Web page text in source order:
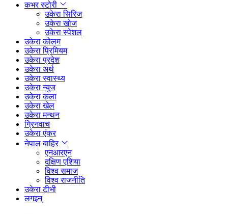
कभर स्टोरी
उकेरा सिरिज
उकेरा खोज
उकेरा स्पेशल
उकेरा कोलम
उकेरा प्रिमियम
उकेरा प्रदेश
उकेरा अर्थ
उकेरा स्वास्थ्य
उकेरा न्युज
उकेरा कला
उकेरा खेल
उकेरा मन्थन
ग्रिनवाच
उकेरा एंकर
नेपाल बाहिर
एनआरएन
दक्षिण एशिया
विश्व समाज
विश्व राजनीति
उकेरा टीभी
लगइन्